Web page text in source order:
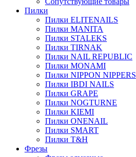
Пилки
Пилки ELITENAILS
Пилки MANITA
Пилки STALEKS
Пилки TIRNAK
Пилки NAIL REPUBLIC
Пилки MONAMI
Пилки NIPPON NIPPERS
Пилки IBDI NAILS
Пилки GRAPE
Пилки NOGTURNE
Пилки KIEMI
Пилки ONENAIL
Пилки SMART
Пилки T&H
Фрезы